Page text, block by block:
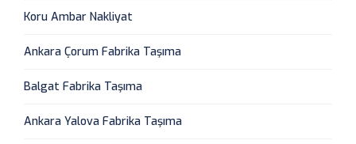
Koru Ambar Nakliyat
Ankara Çorum Fabrika Taşıma
Balgat Fabrika Taşıma
Ankara Yalova Fabrika Taşıma